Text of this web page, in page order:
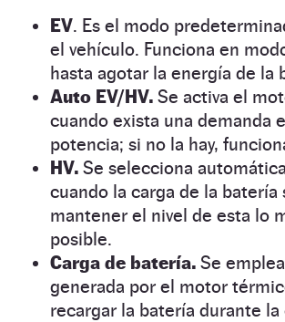
EV. Es el modo
el vehículo. Funciona en
hasta agotar la energía de la
Auto EV/HV. Se activa el
cuando exista una demanda
potencia; si no la hay,
HV. Se selecciona
cuando la carga de la batería
mantener el nivel de esta lo
posible.
Carga de batería. Se
generada por el motor
recargar la batería durante